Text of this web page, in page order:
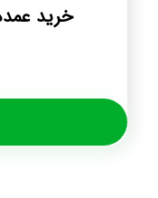
خرید